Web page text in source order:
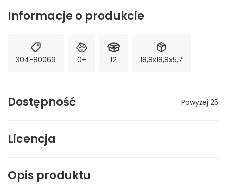
Informacje o produkcie
304-80069 0+ 12 18,8x18,8x5,7
Dostępność Powyżej 25
Licencja
Opis produktu